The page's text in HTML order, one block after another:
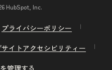
HubSpot, Inc.
プライバシーポリシー
サイトアクセシビリティー
管理する